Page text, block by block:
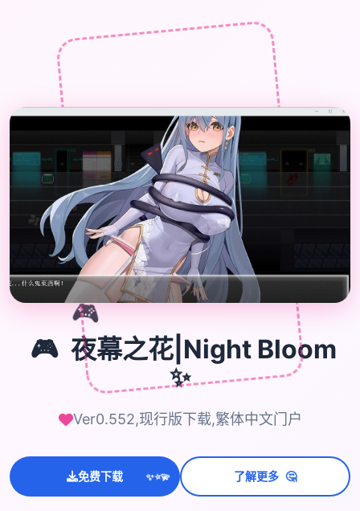
🎮
🎮 夜幕之花|Night Bloom
✨
Ver0.552,现行版下载,繁体中文门户
免费下载 ✨⭐💫 了解更多 🤔